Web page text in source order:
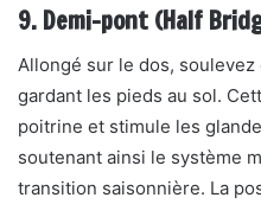
9. Demi-pont (Half
Allongé sur le dos,
gardant les pieds au sol.
poitrine et stimule les
soutenant ainsi le système
transition saisonnière. La